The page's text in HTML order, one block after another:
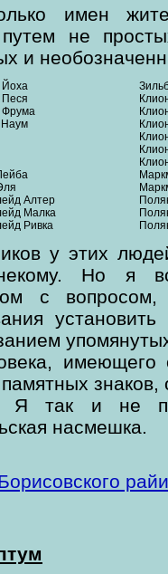
имен
путем не
и
Йоха
Песя
Фрума
Наум
Алтер
Малка
Ривка
у этих
Но я
с
имеющего
памятных
Я так и не
насмешка.